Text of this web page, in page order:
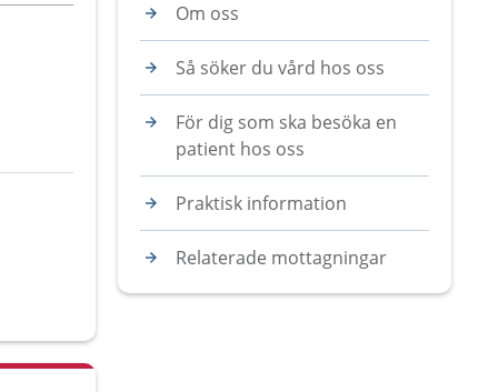
Om oss
Så söker du vård hos oss
För dig som ska besöka en
patient hos oss
Praktisk information
Relaterade mottagningar